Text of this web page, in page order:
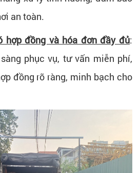
an toàn.
hợp đồng và hóa đơn đầy đủ:
phục vụ, tư vấn miễn phí,
đồng rõ ràng, minh bạch cho